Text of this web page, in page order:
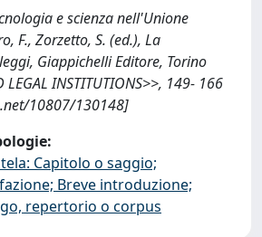
e scienza nell'Unione
F., Zorzetto, S. (ed.), La
Giappichelli Editore, Torino
LEGAL INSTITUTIONS>>, 149- 166
10807/130148]
Capitolo o saggio;
Breve introduzione;
repertorio o corpus